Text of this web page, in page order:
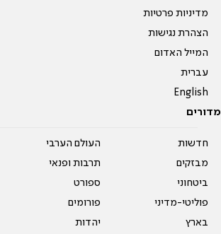
מדיניות פרטיות
הצהרת נגישות
המייל האדום
עברית
English
מדורים
חדשות
מבזקים
ביטחוני
פוליטי-מדיני
בארץ
העולם הערבי
תרבות ופנאי
ספורט
פורומים
יהדות